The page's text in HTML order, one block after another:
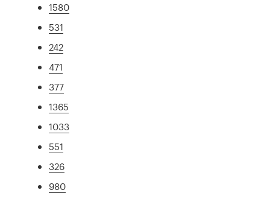
1580
531
242
471
377
1365
1033
551
326
980